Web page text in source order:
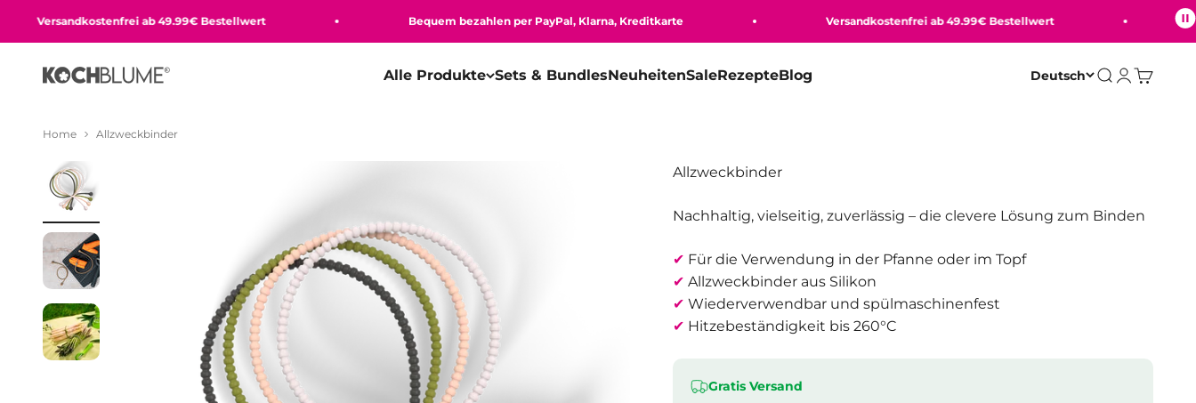
Versandkostenfrei ab 49.99€ Bestellwert Bequem bezahlen per PayPal, Klarna, Kreditkarte Versandkostenfrei ab 49.99€ Bestellwert
Alle Produkte Sets & BundlesNeuheitenSaleRezepteBlog
Kochblume GmbH Deutsch SucheAnmelden
Home Allzweckbinder
Allzweckbinder
Nachhaltig, vielseitig, zuverlässig – die clevere Lösung zum Binden
✔ Für die Verwendung in der Pfanne oder im Topf
✔ Allzweckbinder aus Silikon
✔ Wiederverwendbar und spülmaschinenfest
✔ Hitzebeständigkeit bis 260°C
Gratis Versand